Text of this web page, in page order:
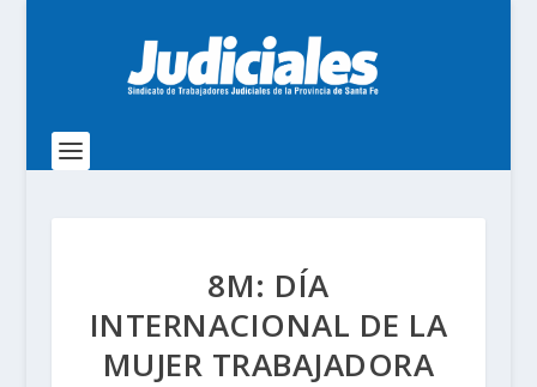
8M: DÍA
INTERNACIONAL DE LA
MUJER TRABAJADORA